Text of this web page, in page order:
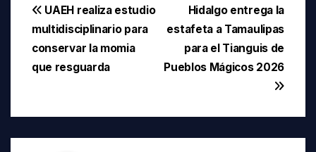
Navegación
de
entradas
Hidalgo entrega la
estafeta a Tamaulipas
para el Tianguis de
Pueblos Mágicos 2026
UAEH realiza estudio
multidisciplinario para
conservar la momia
que resguarda